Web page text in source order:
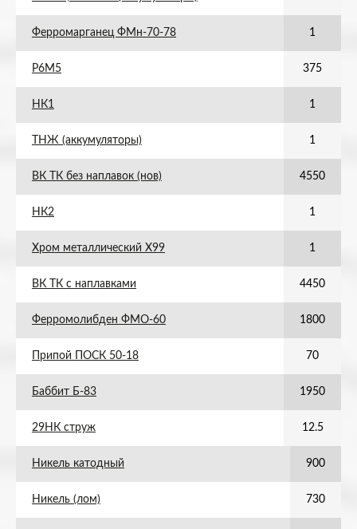
Ферромарганец ФМн-70-78 1
Р6М5 375
НК1 1
ТНЖ (аккумуляторы) 1
ВК ТК без наплавок (нов) 4550
НК2 1
Хром металлический Х99 1
ВК ТК с наплавками 4450
Ферромолибден ФМО-60 1800
Припой ПОСК 50-18 70
Баббит Б-83 1950
29НК струж 12.5
Никель катодный 900
Никель (лом) 730